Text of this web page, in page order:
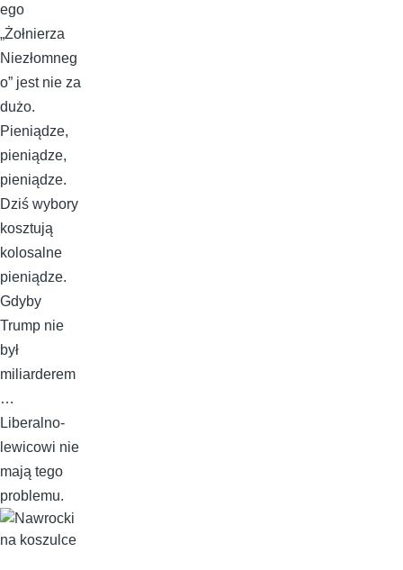
ego
„Żołnierza
Niezłomneg
o” jest nie za
dużo.
Pieniądze,
pieniądze,
pieniądze.
Dziś wybory
kosztują
kolosalne
pieniądze.
Gdyby
Trump nie
był
miliarderem
…
Liberalno-
lewicowi nie
mają tego
problemu.